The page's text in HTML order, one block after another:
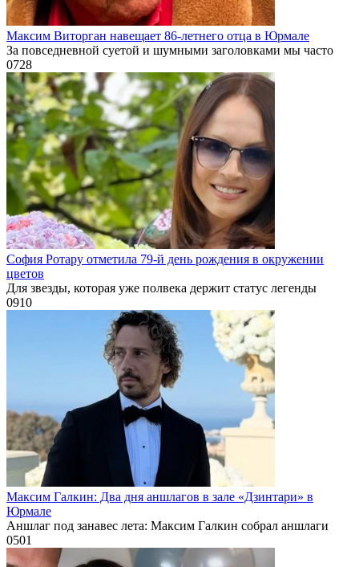
Максим Виторган навещает 86-летнего отца в Юрмале
За повседневной суетой и шумными заголовками мы часто
0728
София Ротару отметила 79-й день рождения в окружении
цветов
Для звезды, которая уже полвека держит статус легенды
0910
Максим Галкин: Два дня аншлагов в зале «Дзинтари» в
Юрмале
Аншлаг под занавес лета: Максим Галкин собрал аншлаги
0501